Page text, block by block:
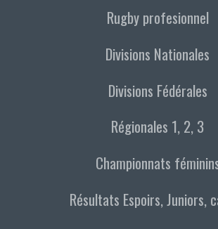
Rugby profesionnel
Divisions Nationales
Divisions Fédérales
Régionales 1, 2, 3
Championnats
Résultats Espoirs, Juniors,